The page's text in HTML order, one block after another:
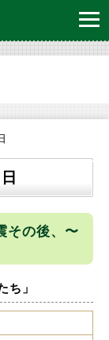
その後、〜
ち」